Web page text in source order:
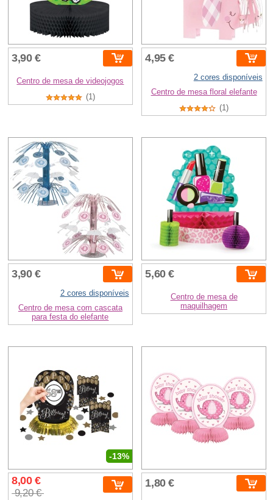
3,90 €
Centro de mesa de videojogos
(1)
4,95 €
2 cores disponíveis
Centro de mesa floral elefante
(1)
3,90 €
2 cores disponíveis
Centro de mesa com cascata
para festa do elefante
5,60 €
Centro de mesa de
maquilhagem
-13%
8,00 €
9,20 €
1,80 €